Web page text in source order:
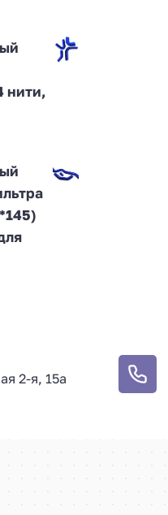
нити,
2-я, 15а